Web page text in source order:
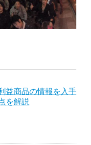
益商品の情報を入手
を解説